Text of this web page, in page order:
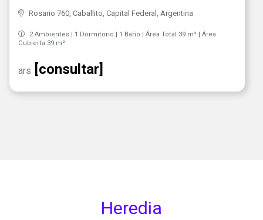
Rosario 760, Caballito, Capital Federal, Argentina
2 Ambientes | 1 Dormitorio | 1 Baño | Área Total 39 m² | Área
Cubierta 39 m²
ars [consultar]
Heredia